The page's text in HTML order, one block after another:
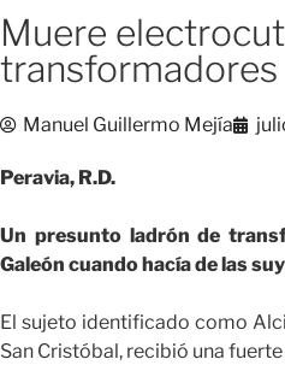
Muere
transformadores
Manuel Guillermo Mejía
Peravia, R.D.
Un presunto ladrón de
Galeón cuando hacía de las
El sujeto identificado como
San Cristóbal, recibió una